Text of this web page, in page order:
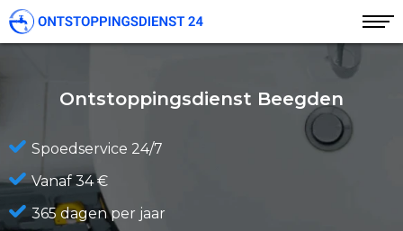
Ontstoppingsdienst Beegden
Spoedservice 24/7
Vanaf 34 €
365 dagen per jaar